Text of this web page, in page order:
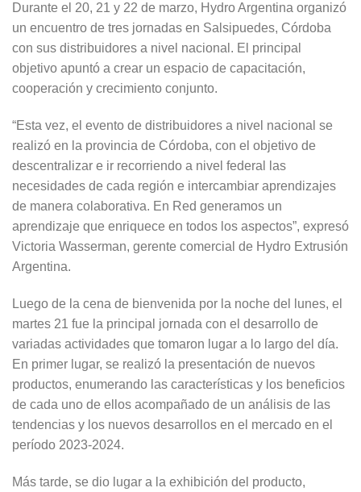
Durante el 20, 21 y 22 de marzo, Hydro Argentina organizó
un encuentro de tres jornadas en Salsipuedes, Córdoba
con sus distribuidores a nivel nacional. El principal
objetivo apuntó a crear un espacio de capacitación,
cooperación y crecimiento conjunto.
“Esta vez, el evento de distribuidores a nivel nacional se
realizó en la provincia de Córdoba, con el objetivo de
descentralizar e ir recorriendo a nivel federal las
necesidades de cada región e intercambiar aprendizajes
de manera colaborativa. En Red generamos un
aprendizaje que enriquece en todos los aspectos”, expresó
Victoria Wasserman, gerente comercial de Hydro Extrusión
Argentina.
Luego de la cena de bienvenida por la noche del lunes, el
martes 21 fue la principal jornada con el desarrollo de
variadas actividades que tomaron lugar a lo largo del día.
En primer lugar, se realizó la presentación de nuevos
productos, enumerando las características y los beneficios
de cada uno de ellos acompañado de un análisis de las
tendencias y los nuevos desarrollos en el mercado en el
período 2023-2024.
Más tarde, se dio lugar a la exhibición del producto,